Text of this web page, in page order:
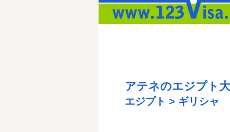
アテネのエジプト
エジプト > ギリシャ